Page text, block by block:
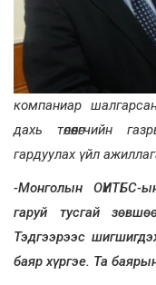
компаниар
дахь төлөөлөгчийн
гардуулах үйл
-Монголын ОҮИТБС-
гаруй тусгай
Тэдгээрээс
баяр хүргэе. Та